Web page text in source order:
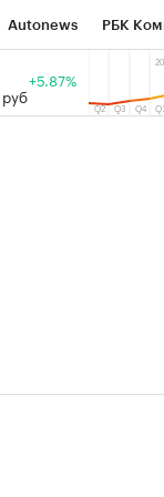
Autonews РБК
Тренды
руб
+5.87%